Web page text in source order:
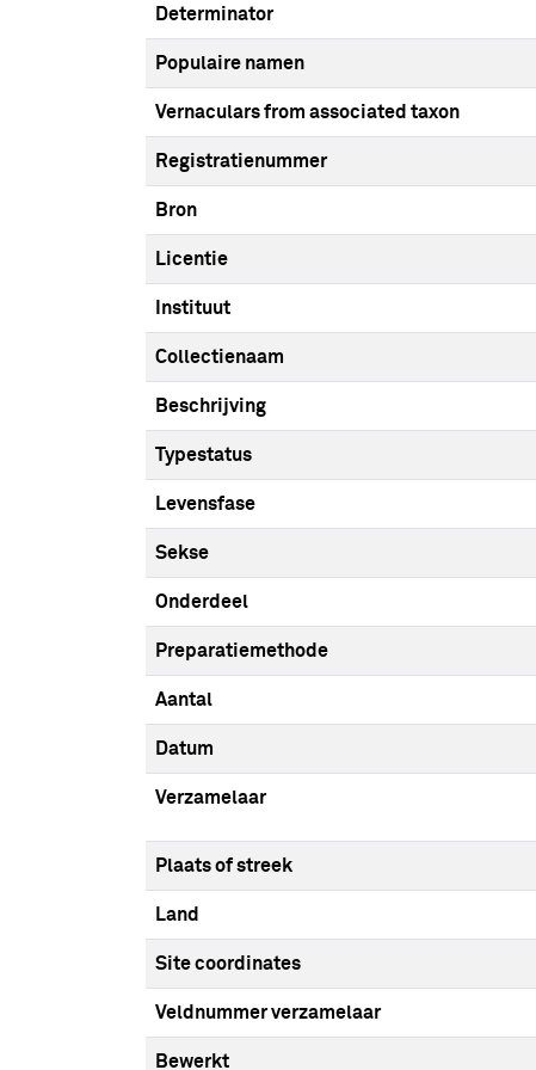
Determinator
Populaire namen
Vernaculars from associated taxon
Registratienummer
Bron
Licentie
Instituut
Collectienaam
Beschrijving
Typestatus
Levensfase
Sekse
Onderdeel
Preparatiemethode
Aantal
Datum
Verzamelaar
Plaats of streek
Land
Site coordinates
Veldnummer verzamelaar
Bewerkt